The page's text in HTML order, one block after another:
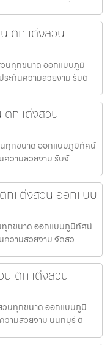
ตกแต่งสวน
นทุกขนาด ออกแบบภูมิ
ะกันความสวยงาม รับต
ตกแต่งสวน
ทุกขนาด ออกแบบภูมิทัศน์
ความสวยงาม รับจั
กแต่งสวน ออกแบบ
ทุกขนาด ออกแบบภูมิทัศน์
ความสวยงาม จัดสว
ตกแต่งสวน
นทุกขนาด ออกแบบภูมิ
วามสวยงาม นนทบุรี ต